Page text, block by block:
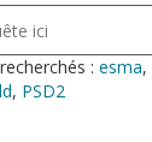
: esma,
, PSD2